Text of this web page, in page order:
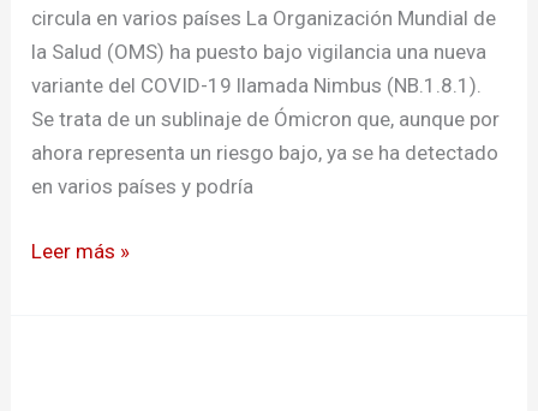
circula en varios países La Organización Mundial de
la Salud (OMS) ha puesto bajo vigilancia una nueva
variante del COVID-19 llamada Nimbus (NB.1.8.1).
Se trata de un sublinaje de Ómicron que, aunque por
ahora representa un riesgo bajo, ya se ha detectado
en varios países y podría
Leer más »